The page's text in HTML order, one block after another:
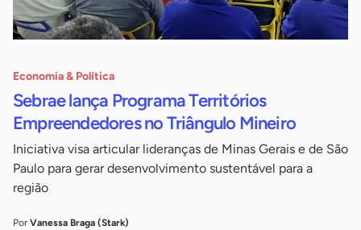
Economia & Política
Sebrae lança Programa Territórios
Empreendedores no Triângulo Mineiro
Iniciativa visa articular lideranças de Minas Gerais e de São
Paulo para gerar desenvolvimento sustentável para a
região
Por Vanessa Braga (Stark)